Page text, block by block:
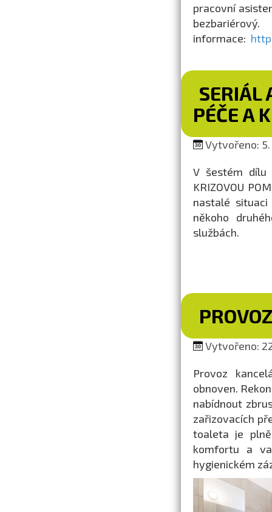
pracovní
informace:
SERIÁL
PÉČE A
Vytvořeno: 5.
V šestém dílu
KRIZOVOU
nastalé
někoho
službách.
Vytvořeno:
Provoz
obnoven.
nabídnout
zařizovacích
toaleta je
komfortu a
hygienickém